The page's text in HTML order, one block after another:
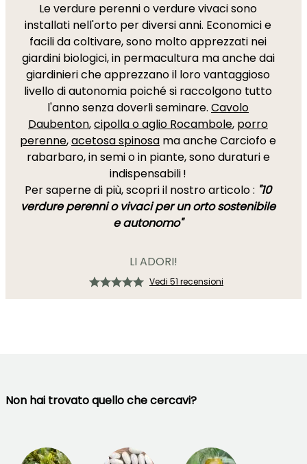
Le verdure perenni o verdure vivaci sono
installati nell'orto per diversi anni. Economici e
facili da coltivare, sono molto apprezzati nei
giardini biologici, in permacultura ma anche dai
giardinieri che apprezzano il loro vantaggioso
livello di autonomia poiché si raccolgono tutto
l'anno senza doverli seminare. Cavolo
Daubenton,cipolla o aglio Rocambole, porro
perenne,acetosa spinosa ma anche Carciofo e
rabarbaro, in semi o in piante, sono duraturi e
indispensabili !
Per saperne di più, scopri il nostro articolo : "10
verdure perenni o vivaci per un orto sostenibile
e autonomo"
LI ADORI!
Vedi 51 recensioni
Non hai trovato quello che cercavi?